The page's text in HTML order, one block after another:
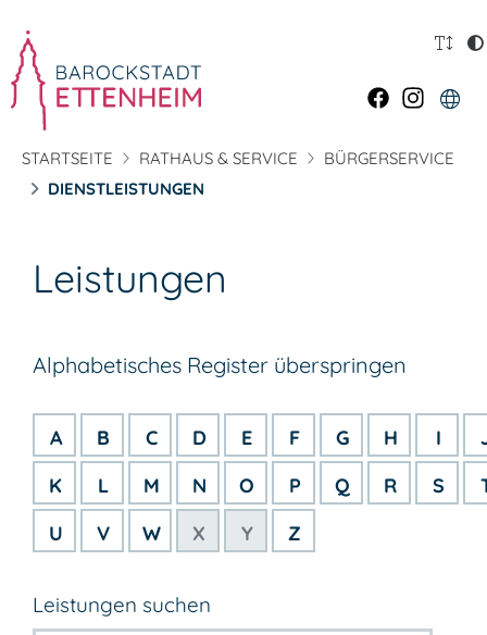
STARTSEITE RATHAUS & SERVICE
BÜRGERSERVICE
DIENSTLEISTUNGEN
Leistungen
Alphabetisches Register überspringen
A B C D E F G H I
K
L M N O P Q R S
U
V W X Y Z
Leistungen suchen